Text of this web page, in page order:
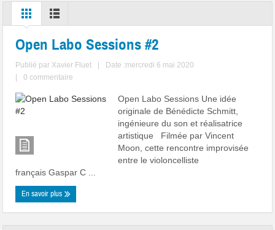
Open Labo Sessions #2
Publié par Xavier Fluet
Date :mercredi 6 mai 2020
0 commentaire
Open Labo Sessions Une idée
originale de Bénédicte Schmitt,
ingénieure du son et réalisatrice
artistique Filmée par Vincent
Moon, cette rencontre improvisée
entre le violoncelliste
français Gaspar C ...
En savoir plus